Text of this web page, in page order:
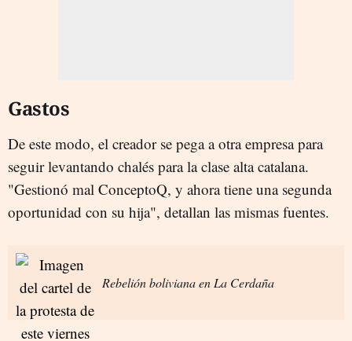
Gastos
De este modo, el creador se pega a otra empresa para
seguir levantando chalés para la clase alta catalana.
"Gestionó mal ConceptoQ, y ahora tiene una segunda
oportunidad con su hija", detallan las mismas fuentes.
Rebelión boliviana en La Cerdaña